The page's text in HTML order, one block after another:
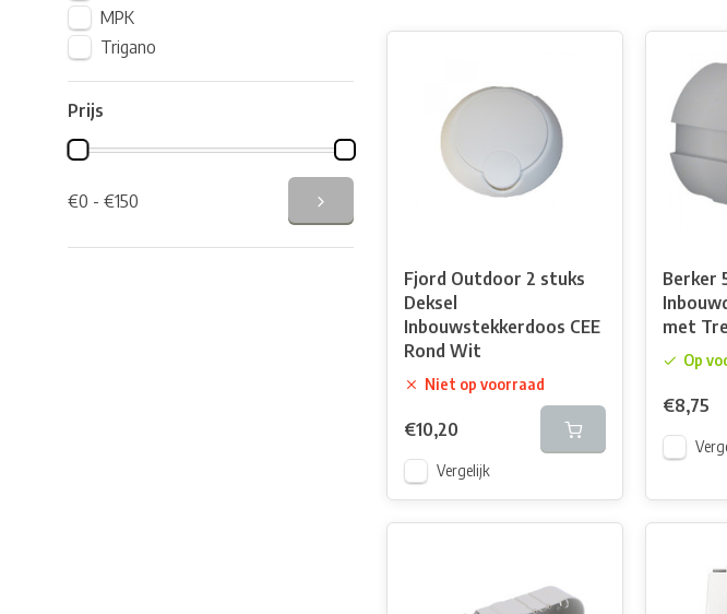
MPK
Trigano
Prijs
€0 - €150
Fjord Outdoor 2 stuks
Deksel
Inbouwstekkerdoos CEE
Rond Wit
Niet op voorraad
€10,20
Vergelijk
Berker
met
Op
€8,75